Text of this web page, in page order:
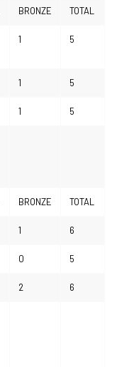
BRONZE TOTAL
1 5
1 5
1 5
BRONZE TOTAL
1 6
0 5
2 6